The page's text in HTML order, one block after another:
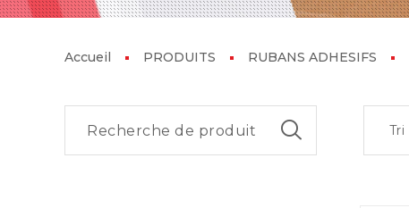
Accueil PRODUITS RUBANS ADHESIFS